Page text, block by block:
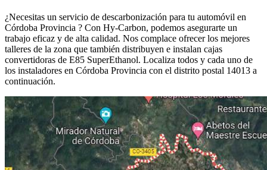
¿Necesitas un servicio de descarbonización para tu automóvil en
Córdoba Provincia ? Con Hy-Carbon, podemos asegurarte un
trabajo eficaz y de alta calidad. Nos complace ofrecer los mejores
talleres de la zona que también distribuyen e instalan cajas
convertidoras de E85 SuperEthanol. Localiza todos y cada uno de
los instaladores en Córdoba Provincia con el distrito postal 14013 a
continuación.